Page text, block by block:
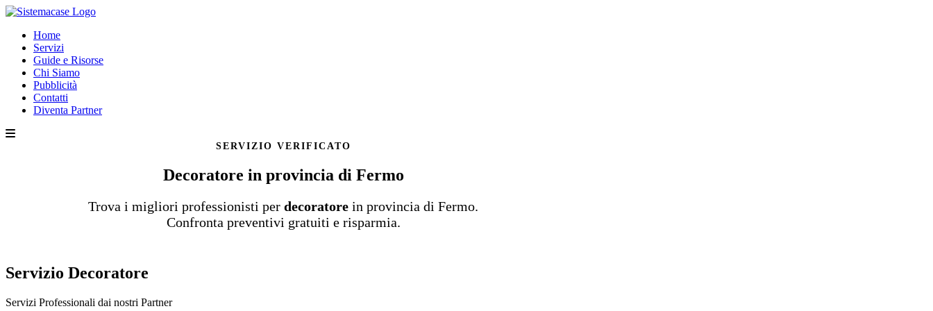
Home
Servizi
Guide e Risorse
Chi Siamo
Pubblicità
Contatti
Diventa Partner
SERVIZIO VERIFICATO
Decoratore in provincia di Fermo
Trova i migliori professionisti per decoratore in provincia di Fermo.
Confronta preventivi gratuiti e risparmia.
Servizio Decoratore
Servizi Professionali dai nostri Partner